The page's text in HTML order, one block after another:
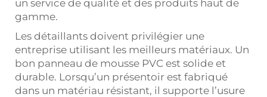
un service de qualité et des produits haut de
gamme.
Les détaillants doivent privilégier une
entreprise utilisant les meilleurs matériaux. Un
bon panneau de mousse PVC est solide et
durable. Lorsqu’un présentoir est fabriqué
dans un matériau résistant, il supporte l’usure